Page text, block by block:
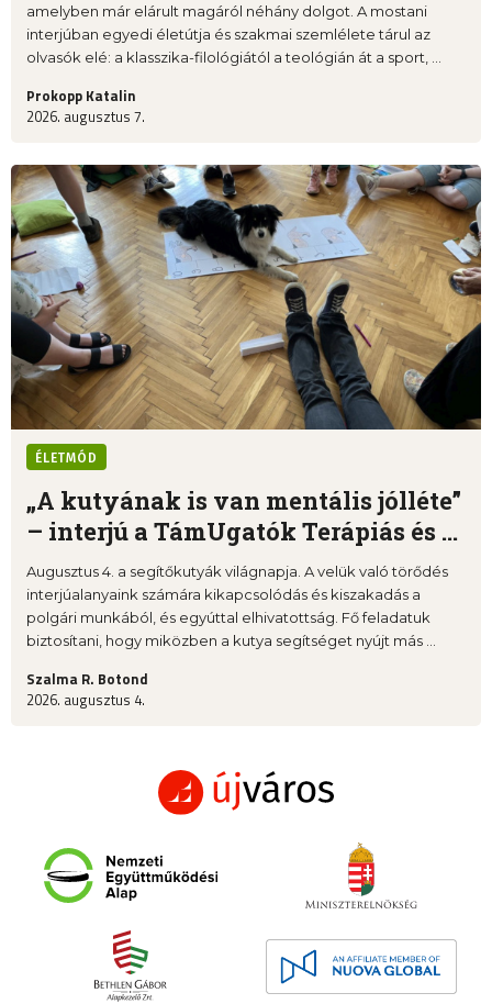
amelyben már elárult magáról néhány dolgot. A mostani
interjúban egyedi életútja és szakmai szemlélete tárul az
olvasók elé: a klasszika-filológiától a teológián át a sport, ...
Prokopp Katalin
2026. augusztus 7.
ÉLETMÓD
„A kutyának is van mentális jólléte”
– interjú a TámUgatók Terápiás és ...
Augusztus 4. a segítőkutyák világnapja. A velük való törődés
interjúalanyaink számára kikapcsolódás és kiszakadás a
polgári munkából, és egyúttal elhivatottság. Fő feladatuk
biztosítani, hogy miközben a kutya segítséget nyújt más ...
Szalma R. Botond
2026. augusztus 4.